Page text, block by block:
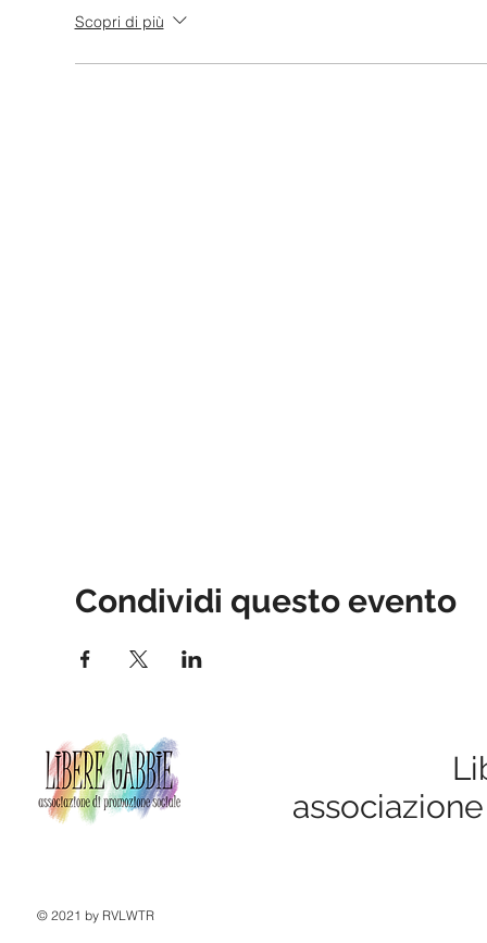
***
EVENTUALI VARIAZIONI SARANNO
Scopri di più
Condividi questo evento
© 2021 by RVLWTR